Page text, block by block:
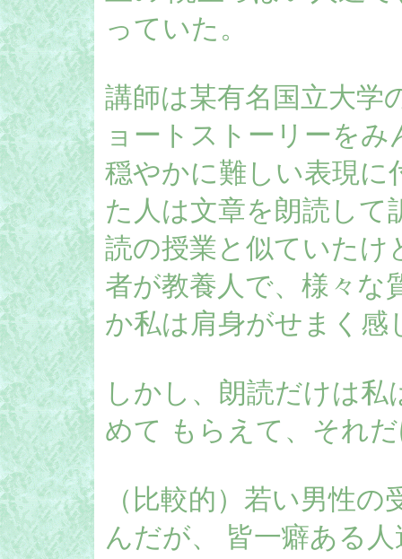
っていた。
講師は某有名国立大学
ョートストーリーを
穏やかに難しい表現に
た人は文章を朗読して
読の授業と似ていたけ
者が教養人で、様々な
か私は肩身がせまく感
しかし、朗読だけは
めて もらえて、それ
（比較的）若い男性
んだが、 皆一癖ある